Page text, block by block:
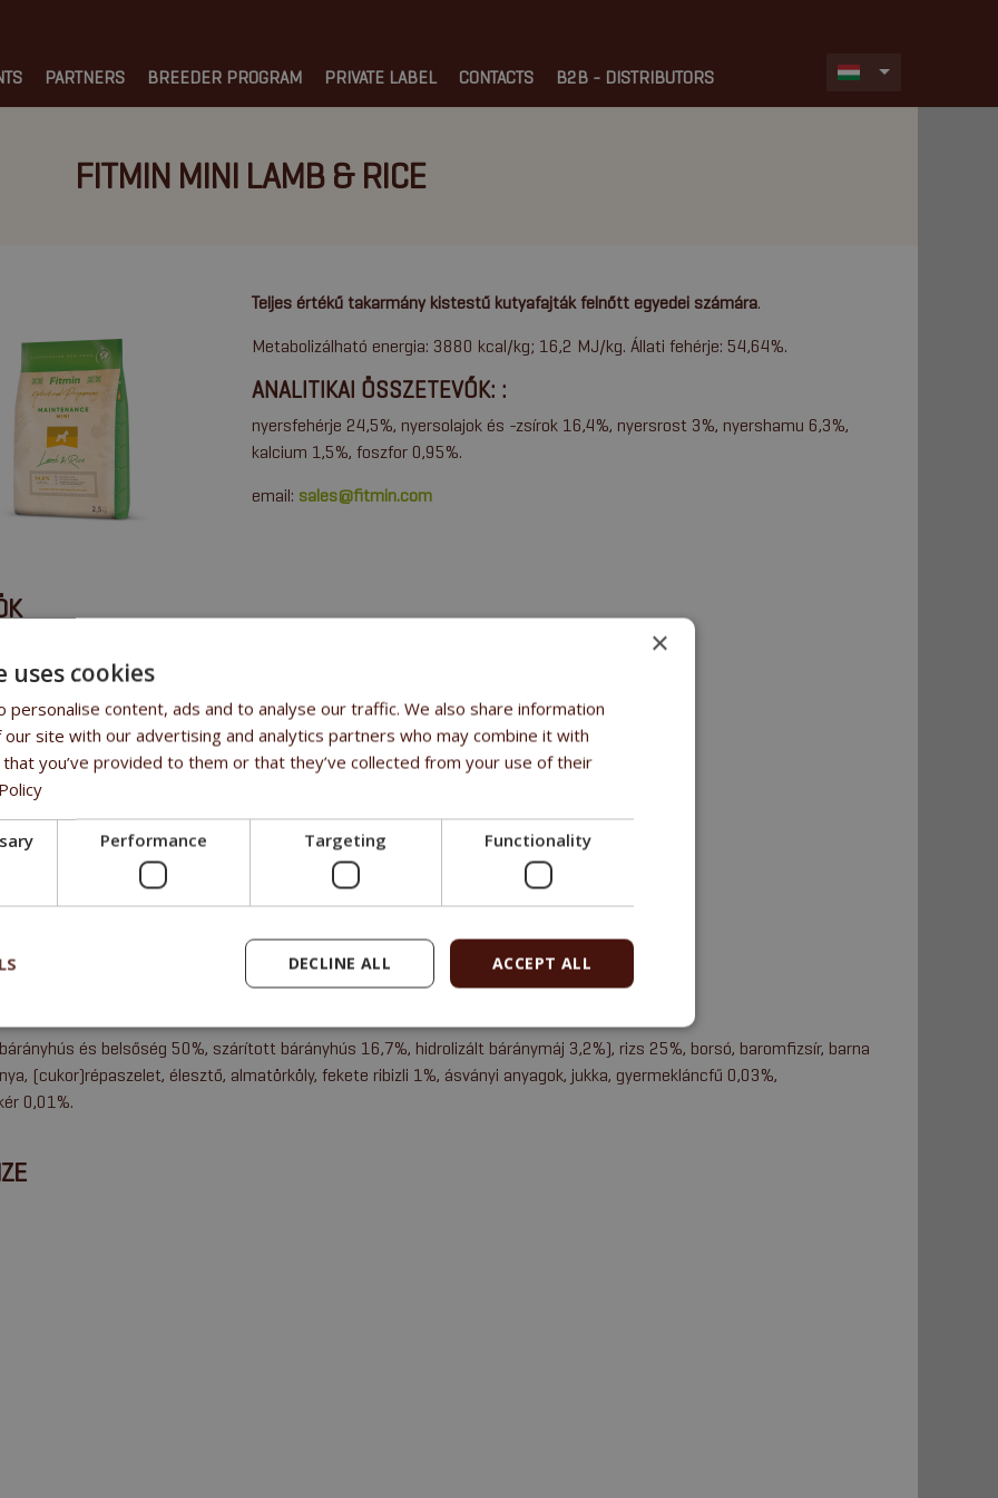
PARTNERS BREEDER PROGRAM PRIVATE LABEL CONTACTS B2B - DISTRIBUTORS
FITMIN MINI LAMB & RICE
Teljes értékű takarmány kistestű kutyafajták felnőtt egyedei számára.
Metabolizálható energia: 3880 kcal/kg; 16,2 MJ/kg. Állati fehérje: 54,64%.
ANALITIKAI ÖSSZETEVŐK: :
nyersfehérje 24,5%, nyersolajok és -zsírok 16,4%, nyersrost 3%, nyershamu 6,3%,
kalcium 1,5%, foszfor 0,95%.
email: sales@fitmin.com
bárányhús
bárány összetevő
és kukorica nélkül az allergia kockázatának csökkentése érdekében
komplexummal az egészséges fogakért
kivonattal a májműködés támogatása és a jobb emésztés érdekében
összetevők nélkül
dúsítva, amely segít pozitívan befolyásolni a máj és a vese működését
és belsőség 50%, szárított bárányhús 16,7%, hidrolizált báránymáj 3,2%), rizs 25%, borsó, baromfizsír, barna
(cukor)répaszelet, élesztő, almatörköly, fekete ribizli 1%, ásványi anyagok, jukka, gyermekláncfű 0,03%,
0,01%.
×
uses cookies
personalise content, ads and to analyse our traffic. We also share information
site with our advertising and analytics partners who may combine it with
you’ve provided to them or that they’ve collected from your use of their
Performance Targeting Functionality
ACCEPT ALL
DECLINE ALL